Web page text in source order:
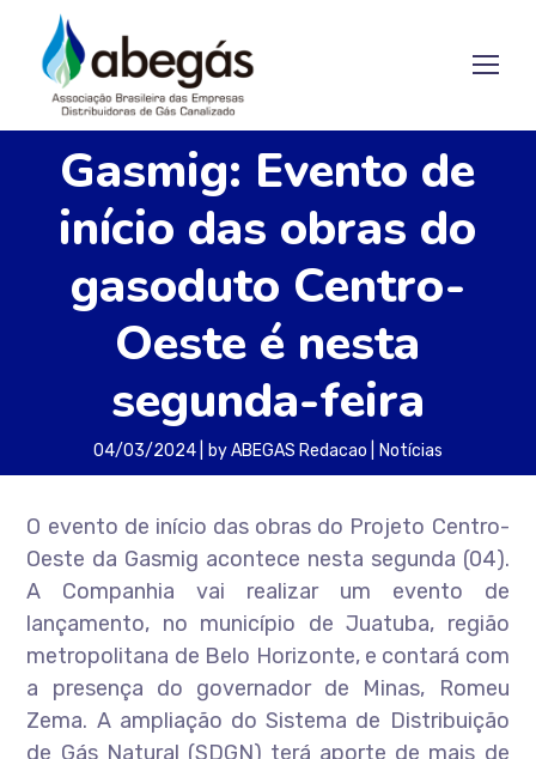
Gasmig: Evento de
início das obras do
gasoduto Centro-
Oeste é nesta
segunda-feira
04/03/2024 byABEGAS Redacao Notícias
O evento de início das obras do Projeto Centro-
Oeste da Gasmig acontece nesta segunda (04).
A Companhia vai realizar um evento de
lançamento, no município de Juatuba, região
metropolitana de Belo Horizonte, e contará com
a presença do governador de Minas, Romeu
Zema. A ampliação do Sistema de Distribuição
de Gás Natural (SDGN) terá aporte de mais de